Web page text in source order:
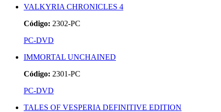
VALKYRIA CHRONICLES 4
Código: 2302-PC
PC-DVD
IMMORTAL UNCHAINED
Código: 2301-PC
PC-DVD
TALES OF VESPERIA DEFINITIVE EDITION